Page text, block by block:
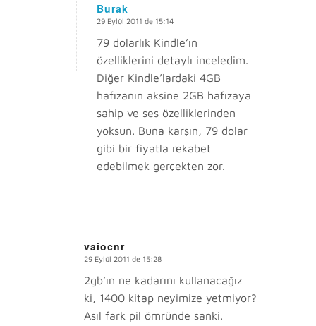
Burak
says:
29 Eylül 2011 de 15:14
79 dolarlık Kindle’ın
özelliklerini detaylı inceledim.
Diğer Kindle’lardaki 4GB
hafızanın aksine 2GB hafızaya
sahip ve ses özelliklerinden
yoksun. Buna karşın, 79 dolar
gibi bir fiyatla rekabet
edebilmek gerçekten zor.
vaiocnr
says:
29 Eylül 2011 de 15:28
2gb’ın ne kadarını kullanacağız
ki, 1400 kitap neyimize yetmiyor?
Asıl fark pil ömründe sanki.